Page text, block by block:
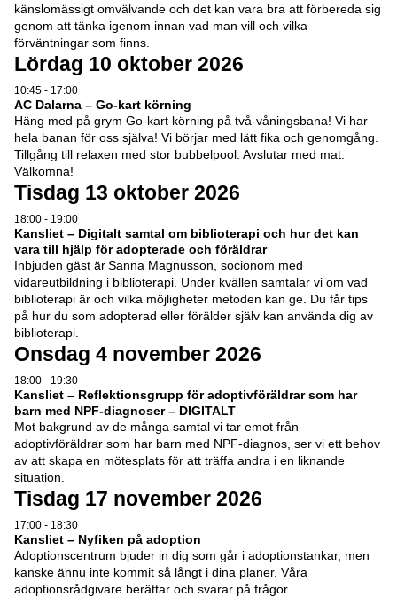
känslomässigt omvälvande och det kan vara bra att förbereda sig
genom att tänka igenom innan vad man vill och vilka
förväntningar som finns.
Lördag 10 oktober 2026
10:45 - 17:00
AC Dalarna – Go-kart körning
Häng med på grym Go-kart körning på två-våningsbana! Vi har
hela banan för oss själva! Vi börjar med lätt fika och genomgång.
Tillgång till relaxen med stor bubbelpool. Avslutar med mat.
Välkomna!
Tisdag 13 oktober 2026
18:00 - 19:00
Kansliet – Digitalt samtal om biblioterapi och hur det kan
vara till hjälp för adopterade och föräldrar
Inbjuden gäst är Sanna Magnusson, socionom med
vidareutbildning i biblioterapi. Under kvällen samtalar vi om vad
biblioterapi är och vilka möjligheter metoden kan ge. Du får tips
på hur du som adopterad eller förälder själv kan använda dig av
biblioterapi.
Onsdag 4 november 2026
18:00 - 19:30
Kansliet – Reflektionsgrupp för adoptivföräldrar som har
barn med NPF-diagnoser – DIGITALT
Mot bakgrund av de många samtal vi tar emot från
adoptivföräldrar som har barn med NPF-diagnos, ser vi ett behov
av att skapa en mötesplats för att träffa andra i en liknande
situation.
Tisdag 17 november 2026
17:00 - 18:30
Kansliet – Nyfiken på adoption
Adoptionscentrum bjuder in dig som går i adoptionstankar, men
kanske ännu inte kommit så långt i dina planer. Våra
adoptionsrådgivare berättar och svarar på frågor.